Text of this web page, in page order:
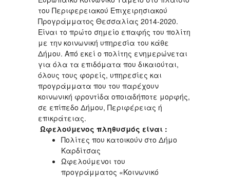
του Περιφερειακού Επιχειρησιακού
Προγράμματος Θεσσαλίας 2014-2020.
Είναι το πρώτο σημείο επαφής του πολίτη
με την κοινωνική υπηρεσία του κάθε
Δήμου. Από εκεί ο πολίτης ενημερώνεται
για όλα τα επιδόματα που δικαιούται,
όλους τους φορείς, υπηρεσίες και
προγράμματα που του παρέχουν
κοινωνική φροντίδα οποιαδήποτε μορφής,
σε επίπεδο Δήμου, Περιφέρειας ή
επικράτειας.
Ωφελούμενος πληθυσμός είναι :
Πολίτες που κατοικούν στο Δήμο
Καρδίτσας
Ωφελούμενοι του
προγράμματος «Κοινωνικό